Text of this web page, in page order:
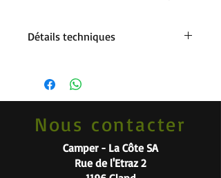
Détails techniques
8 pouces (20,3 cm), sans cadre
Cartes 3D pour 46 pays de l’UE avec
mises à jour
Tracé d’itinéraire spécifique au
véhicule pour Camper
Assistant d’aide à la conduite avec
avertissements de danger
Nous contacter
Camper - La Côte SA
Rue de l'Etraz 2